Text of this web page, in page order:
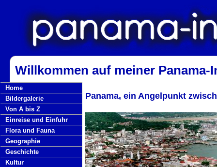
Willkommen auf meiner Panama-
Home
Bildergalerie
Von A bis Z
Einreise und Einfuhr
Flora und Fauna
Geographie
Geschichte
Kultur
Panama, ein Angelpunkt